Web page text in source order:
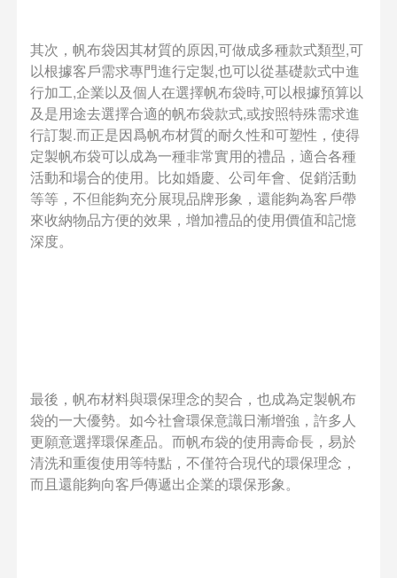
其次，帆布袋因其材質的原因,可做成多種款式類型,可
以根據客戶需求專門進行定製,也可以從基礎款式中進
行加工,企業以及個人在選擇帆布袋時,可以根據預算以
及是用途去選擇合適的帆布袋款式,或按照特殊需求進
行訂製.而正是因爲帆布材質的耐久性和可塑性，使得
定製帆布袋可以成為一種非常實用的禮品，適合各種
活動和場合的使用。比如婚慶、公司年會、促銷活動
等等，不但能夠充分展現品牌形象，還能夠為客戶帶
來收納物品方便的效果，增加禮品的使用價值和記憶
深度。
最後，帆布材料與環保理念的契合，也成為定製帆布
袋的一大優勢。如今社會環保意識日漸增強，許多人
更願意選擇環保產品。而帆布袋的使用壽命長，易於
清洗和重復使用等特點，不僅符合現代的環保理念，
而且還能夠向客戶傳遞出企業的環保形象。